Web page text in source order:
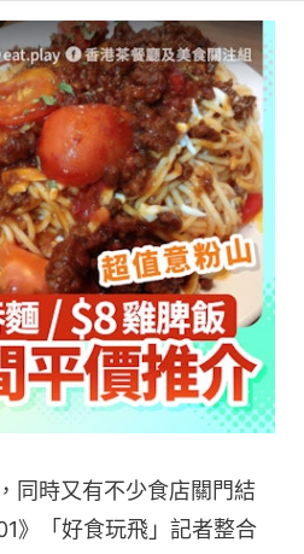
同時又有不少食店關門結
》「好食玩飛」記者整合